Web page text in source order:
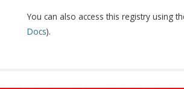
You can also access this registry using
Docs).